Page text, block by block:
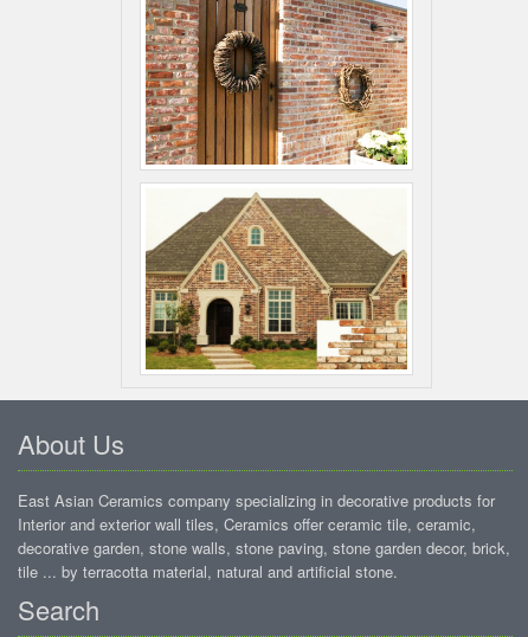
About Us
East Asian Ceramics company specializing in decorative products for
Interior and exterior wall tiles, Ceramics offer ceramic tile, ceramic,
decorative garden, stone walls, stone paving, stone garden decor, brick,
tile ... by terracotta material, natural and artificial stone.
Search